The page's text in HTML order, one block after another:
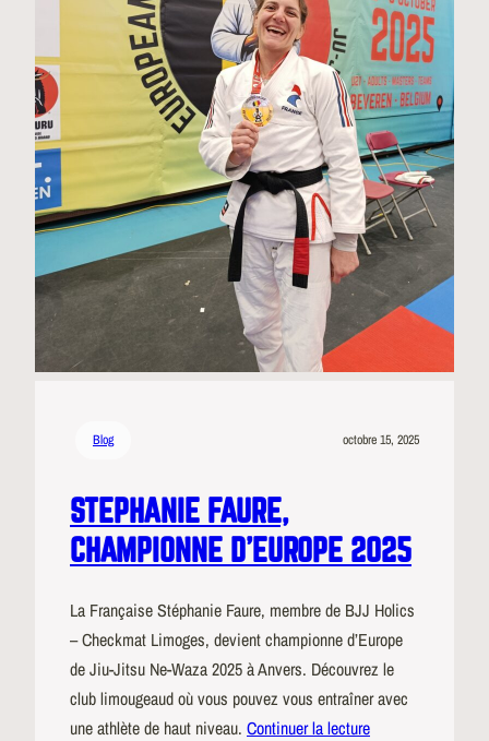
Blog octobre 15, 2025
STEPHANIE FAURE,
CHAMPIONNE D’EUROPE 2025
La Française Stéphanie Faure, membre de BJJ Holics
– Checkmat Limoges, devient championne d’Europe
de Jiu-Jitsu Ne-Waza 2025 à Anvers. Découvrez le
club limougeaud où vous pouvez vous entraîner avec
une athlète de haut niveau. Continuer la lecture